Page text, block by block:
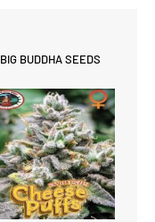
BIG BUDDHA SEEDS